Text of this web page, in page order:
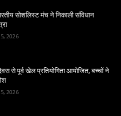
सोशलिस्ट मंच ने निकाली संविधान
2026
से पूर्व खेल प्रतियोगिता आयोजित, बच्चों ने
2026